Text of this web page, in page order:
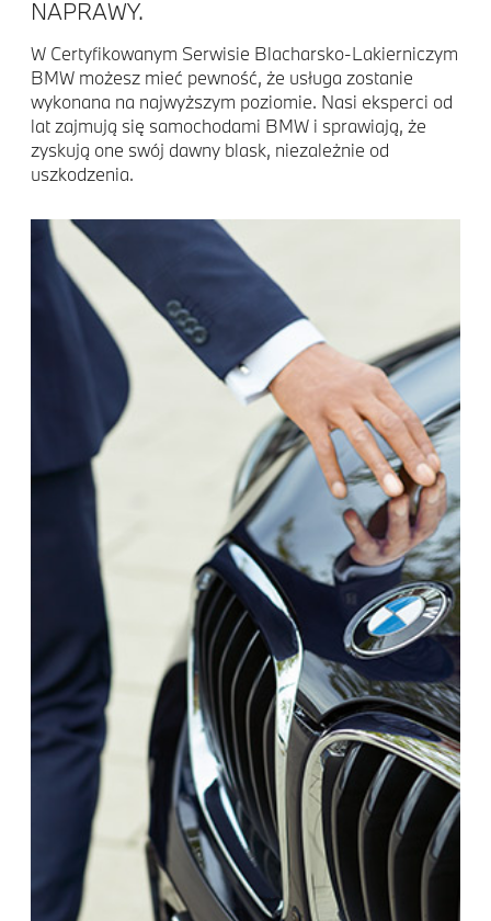
NAPRAWY.
W Certyfikowanym Serwisie Blacharsko-Lakierniczym
BMW możesz mieć pewność, że usługa zostanie
wykonana na najwyższym poziomie. Nasi eksperci od
lat zajmują się samochodami BMW i sprawiają, że
zyskują one swój dawny blask, niezależnie od
uszkodzenia.